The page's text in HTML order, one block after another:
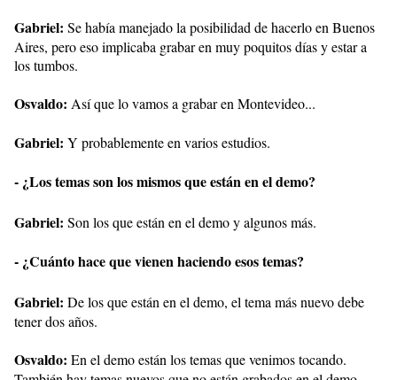
Gabriel: Se había manejado la posibilidad de hacerlo en Buenos
Aires, pero eso implicaba grabar en muy poquitos días y estar a
los tumbos.
Osvaldo: Así que lo vamos a grabar en Montevideo...
Gabriel: Y probablemente en varios estudios.
- ¿Los temas son los mismos que están en el demo?
Gabriel: Son los que están en el demo y algunos más.
- ¿Cuánto hace que vienen haciendo esos temas?
Gabriel: De los que están en el demo, el tema más nuevo debe
tener dos años.
Osvaldo: En el demo están los temas que venimos tocando.